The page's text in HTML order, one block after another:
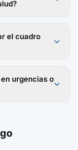
el cuadro
urgencias o